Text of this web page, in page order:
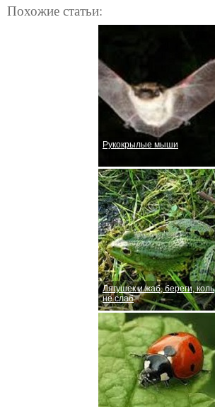
Похожие статьи:
Рукокрылые мыши
Лягушек и жаб, береги, коль
не слаб